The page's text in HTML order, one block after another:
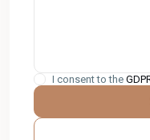
I consent to the